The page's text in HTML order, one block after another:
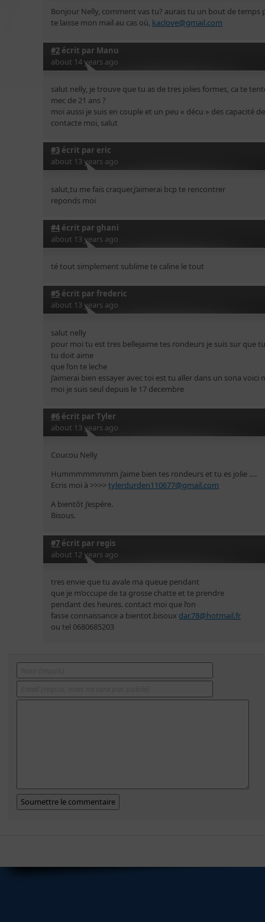
Bonjour Nelly, comment vas tu? aurais tu un bout de temps
te laisse mon mail au cas où, kaclove@gmail.com
#2 écrit par Manu
about 14 years ago
salut nelly, je trouve que tu as de tres jolies formes, ca te
mec de 21 ans ?
moi aussi je suis en couple et un peu « décu » des capacité
contacte moi, salut
#3 écrit par eric
about 13 years ago
salut,tu me fais craquer,j’aimerai bcp te rencontrer
reponds moi
#4 écrit par ghani
about 13 years ago
té tout simplement sublime te caline le tout
#5 écrit par frederic
about 13 years ago
salut nelly
pour moi tu est tres bellejaime tes rondeurs je suis sur que
tu doit aime
que l’on te leche
j’aimerai bien essayer avec toi est tu aller dans un sona
moi je suis seul depuis le 17 decembre
#6 écrit parTyler
about 13 years ago
Coucou Nelly
Hummmmmmmm j’aime bien tes rondeurs et tu es jolie ….
Ecris moi à >>>>tylerdurden110677@gmail.com
A bientôt j’espére.
Bisous.
#7 écrit par regis
about 12 years ago
tres envie que tu avale ma queue pendant
que je m’occupe de ta grosse chatte et te prendre
pendant des heures. contact moi que l’on
fasse connaissance a bientot.bisoux dar.78@hotmail.fr
ou tel 0680685203